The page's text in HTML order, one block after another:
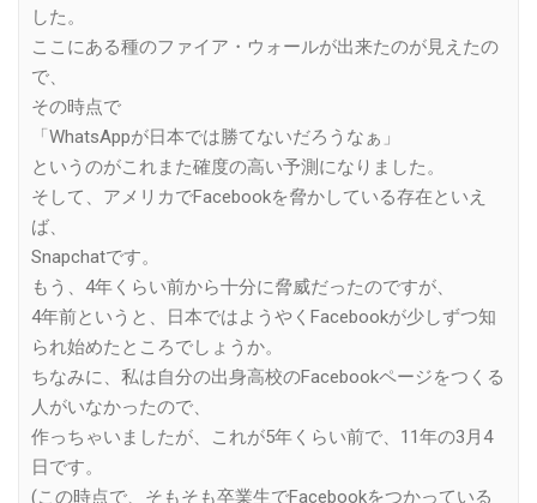
した。
ここにある種のファイア・ウォールが出来たのが見えたの
で、
その時点で
「WhatsAppが日本では勝てないだろうなぁ」
というのがこれまた確度の高い予測になりました。
そして、アメリカでFacebookを脅かしている存在といえ
ば、
Snapchatです。
もう、4年くらい前から十分に脅威だったのですが、
4年前というと、日本ではようやくFacebookが少しずつ知
られ始めたところでしょうか。
ちなみに、私は自分の出身高校のFacebookページをつくる
人がいなかったので、
作っちゃいましたが、これが5年くらい前で、11年の3月4
日です。
(この時点で、そもそも卒業生でFacebookをつかっている